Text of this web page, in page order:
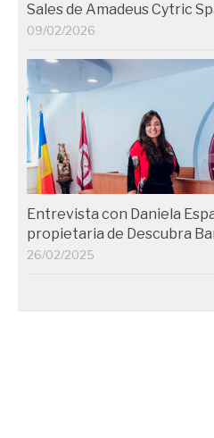
Sales de Amadeus Cytric
09/02/2026
Entrevista con Daniela
propietaria de Descubra
26/02/2025